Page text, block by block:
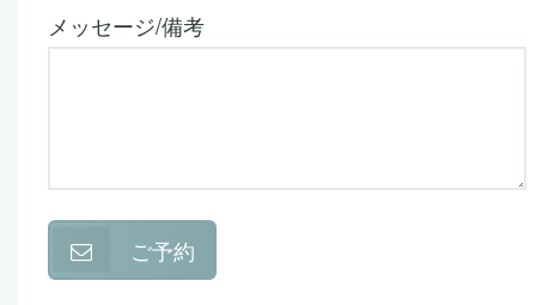
メッセージ/備考
ご予約